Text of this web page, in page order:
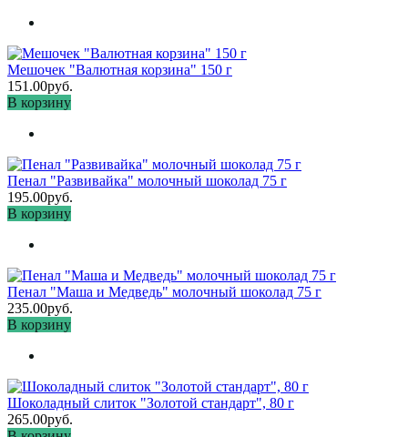
Мешочек "Валютная корзина" 150 г
151.00руб.
В корзину
Пенал "Развивайка" молочный шоколад 75 г
195.00руб.
В корзину
Пенал "Маша и Медведь" молочный шоколад 75 г
235.00руб.
В корзину
Шоколадный слиток "Золотой стандарт", 80 г
265.00руб.